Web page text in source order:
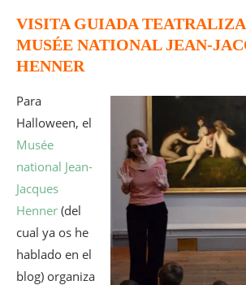
VISITA GUIADA
MUSÉE NATIONAL JEAN-
HENNER
Para
Halloween, el
Musée
national Jean-
Jacques
Henner (del
cual ya os he
hablado en el
blog) organiza